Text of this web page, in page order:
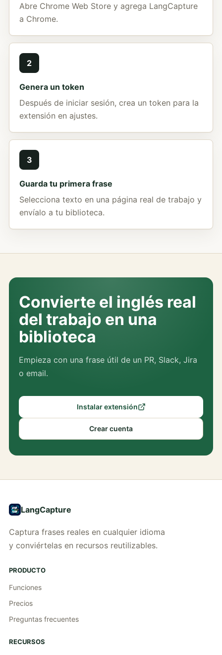
Abre Chrome Web Store y agrega LangCapture
a Chrome.
2
Genera un token
Después de iniciar sesión, crea un token para la
extensión en ajustes.
3
Guarda tu primera frase
Selecciona texto en una página real de trabajo y
envíalo a tu biblioteca.
Convierte el inglés real
del trabajo en una
biblioteca
Empieza con una frase útil de un PR, Slack, Jira
o email.
Instalar extensión
Crear cuenta
LangCapture
Captura frases reales en cualquier idioma
y conviértelas en recursos reutilizables.
PRODUCTO
Funciones
Precios
Preguntas frecuentes
RECURSOS